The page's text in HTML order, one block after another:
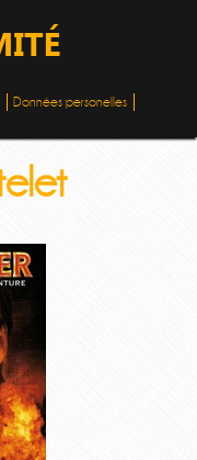
Données personelles